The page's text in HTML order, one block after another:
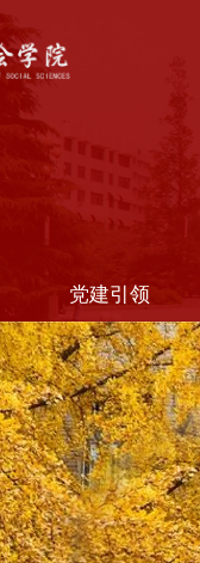
党建引领